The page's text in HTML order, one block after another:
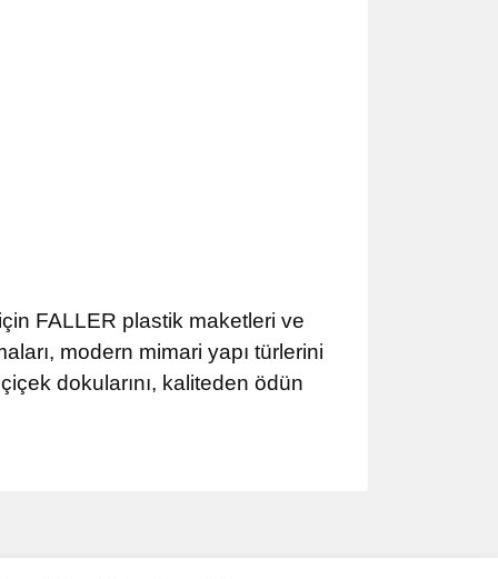
FALLER plastik maketleri ve
modern mimari yapı türlerini
dokularını, kaliteden ödün